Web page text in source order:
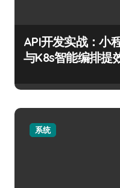
API开发实战：小
与K8s智能编排提
系统